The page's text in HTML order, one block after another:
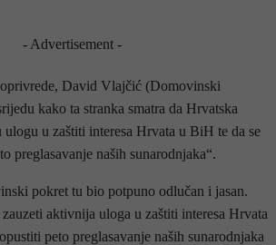
- Advertisement -
David Vlajčić (Domovinski
kako ta stranka smatra da Hrvatska
u zaštiti interesa Hrvata u BiH te da se
preglasavanje naših sunarodnjaka“.
pokret tu bio potpuno odlučan i jasan.
zauzeti aktivnija uloga u zaštiti interesa Hrvata
peto preglasavanje naših sunarodnjaka